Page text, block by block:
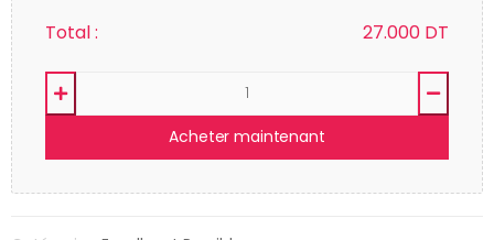
Total : 27.000 DT
Acheter maintenant